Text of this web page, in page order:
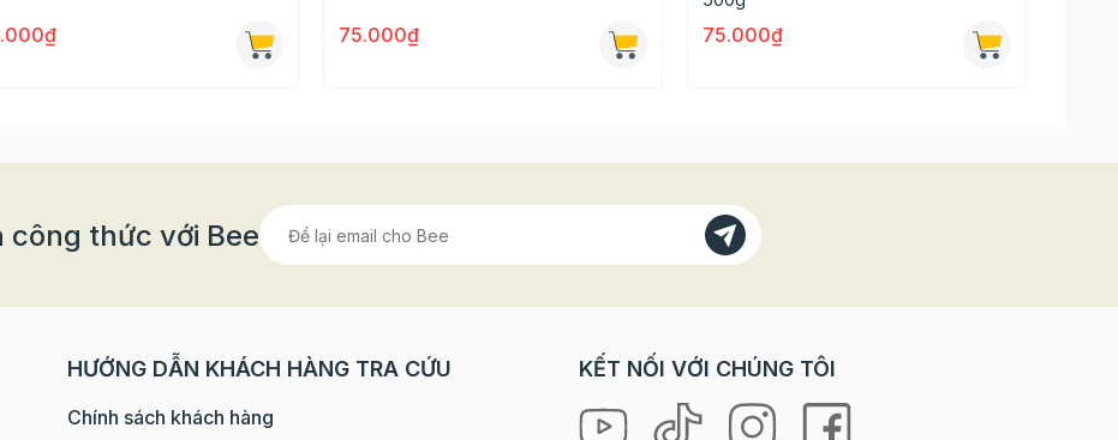
75.000₫ 75.000₫
thức với Bee
HƯỚNG DẪN KHÁCH HÀNG TRA CỨU
Chính sách khách hàng
KẾT NỐI VỚI CHÚNG TÔI